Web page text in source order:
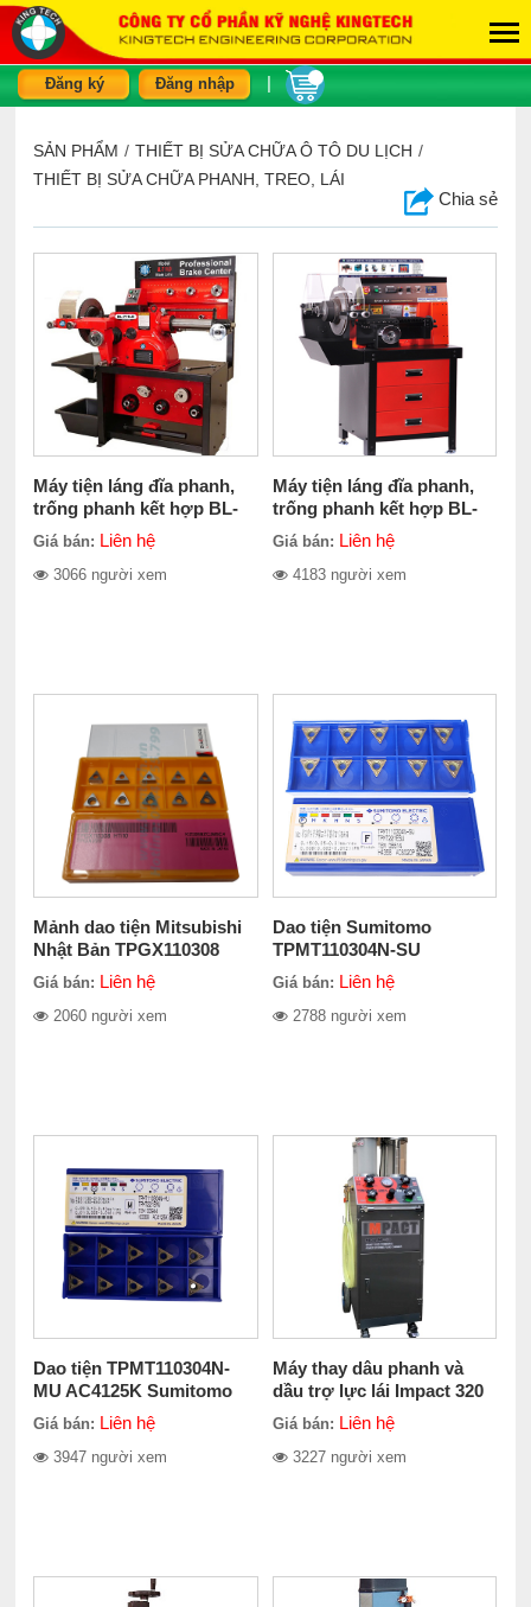
Đăng ký Đăng nhập
SẢN PHẨM / THIẾT BỊ SỬA CHỮA Ô TÔ DU LỊCH /
THIẾT BỊ SỬA CHỮA PHANH, TREO, LÁI
Chia sẻ
Máy tiện láng đĩa phanh,
trống phanh kết hợp BL-
711LD
Giá bán: Liên hệ
3066 người xem
Máy tiện láng đĩa phanh,
trống phanh kết hợp BL-
580LD
Giá bán: Liên hệ
4183 người xem
Mảnh dao tiện Mitsubishi
Nhật Bản TPGX110308
Giá bán: Liên hệ
2060 người xem
Dao tiện Sumitomo
TPMT110304N-SU
AC8020P
Giá bán: Liên hệ
2788 người xem
Dao tiện TPMT110304N-
MU AC4125K Sumitomo
Electric
Giá bán: Liên hệ
3947 người xem
Máy thay dâu phanh và
dầu trợ lực lái Impact 320
Giá bán: Liên hệ
3227 người xem